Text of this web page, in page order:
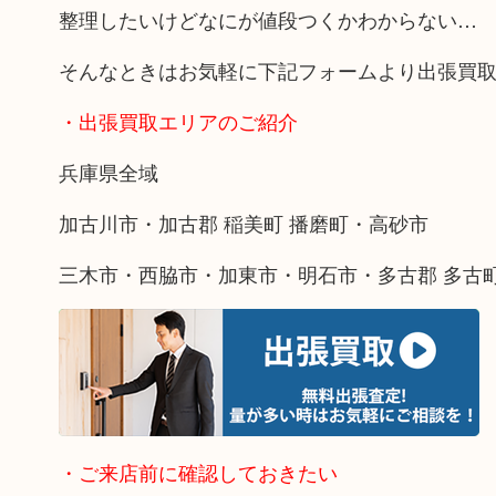
整理したいけどなにが値段つくかわからない…
そんなときはお気軽に下記フォームより出張買
・出張買取エリアのご紹介
兵庫県全域
加古川市・加古郡 稲美町 播磨町・高砂市
三木市・西脇市・加東市・明石市・多古郡 多古
・ご来店前に確認しておきたい